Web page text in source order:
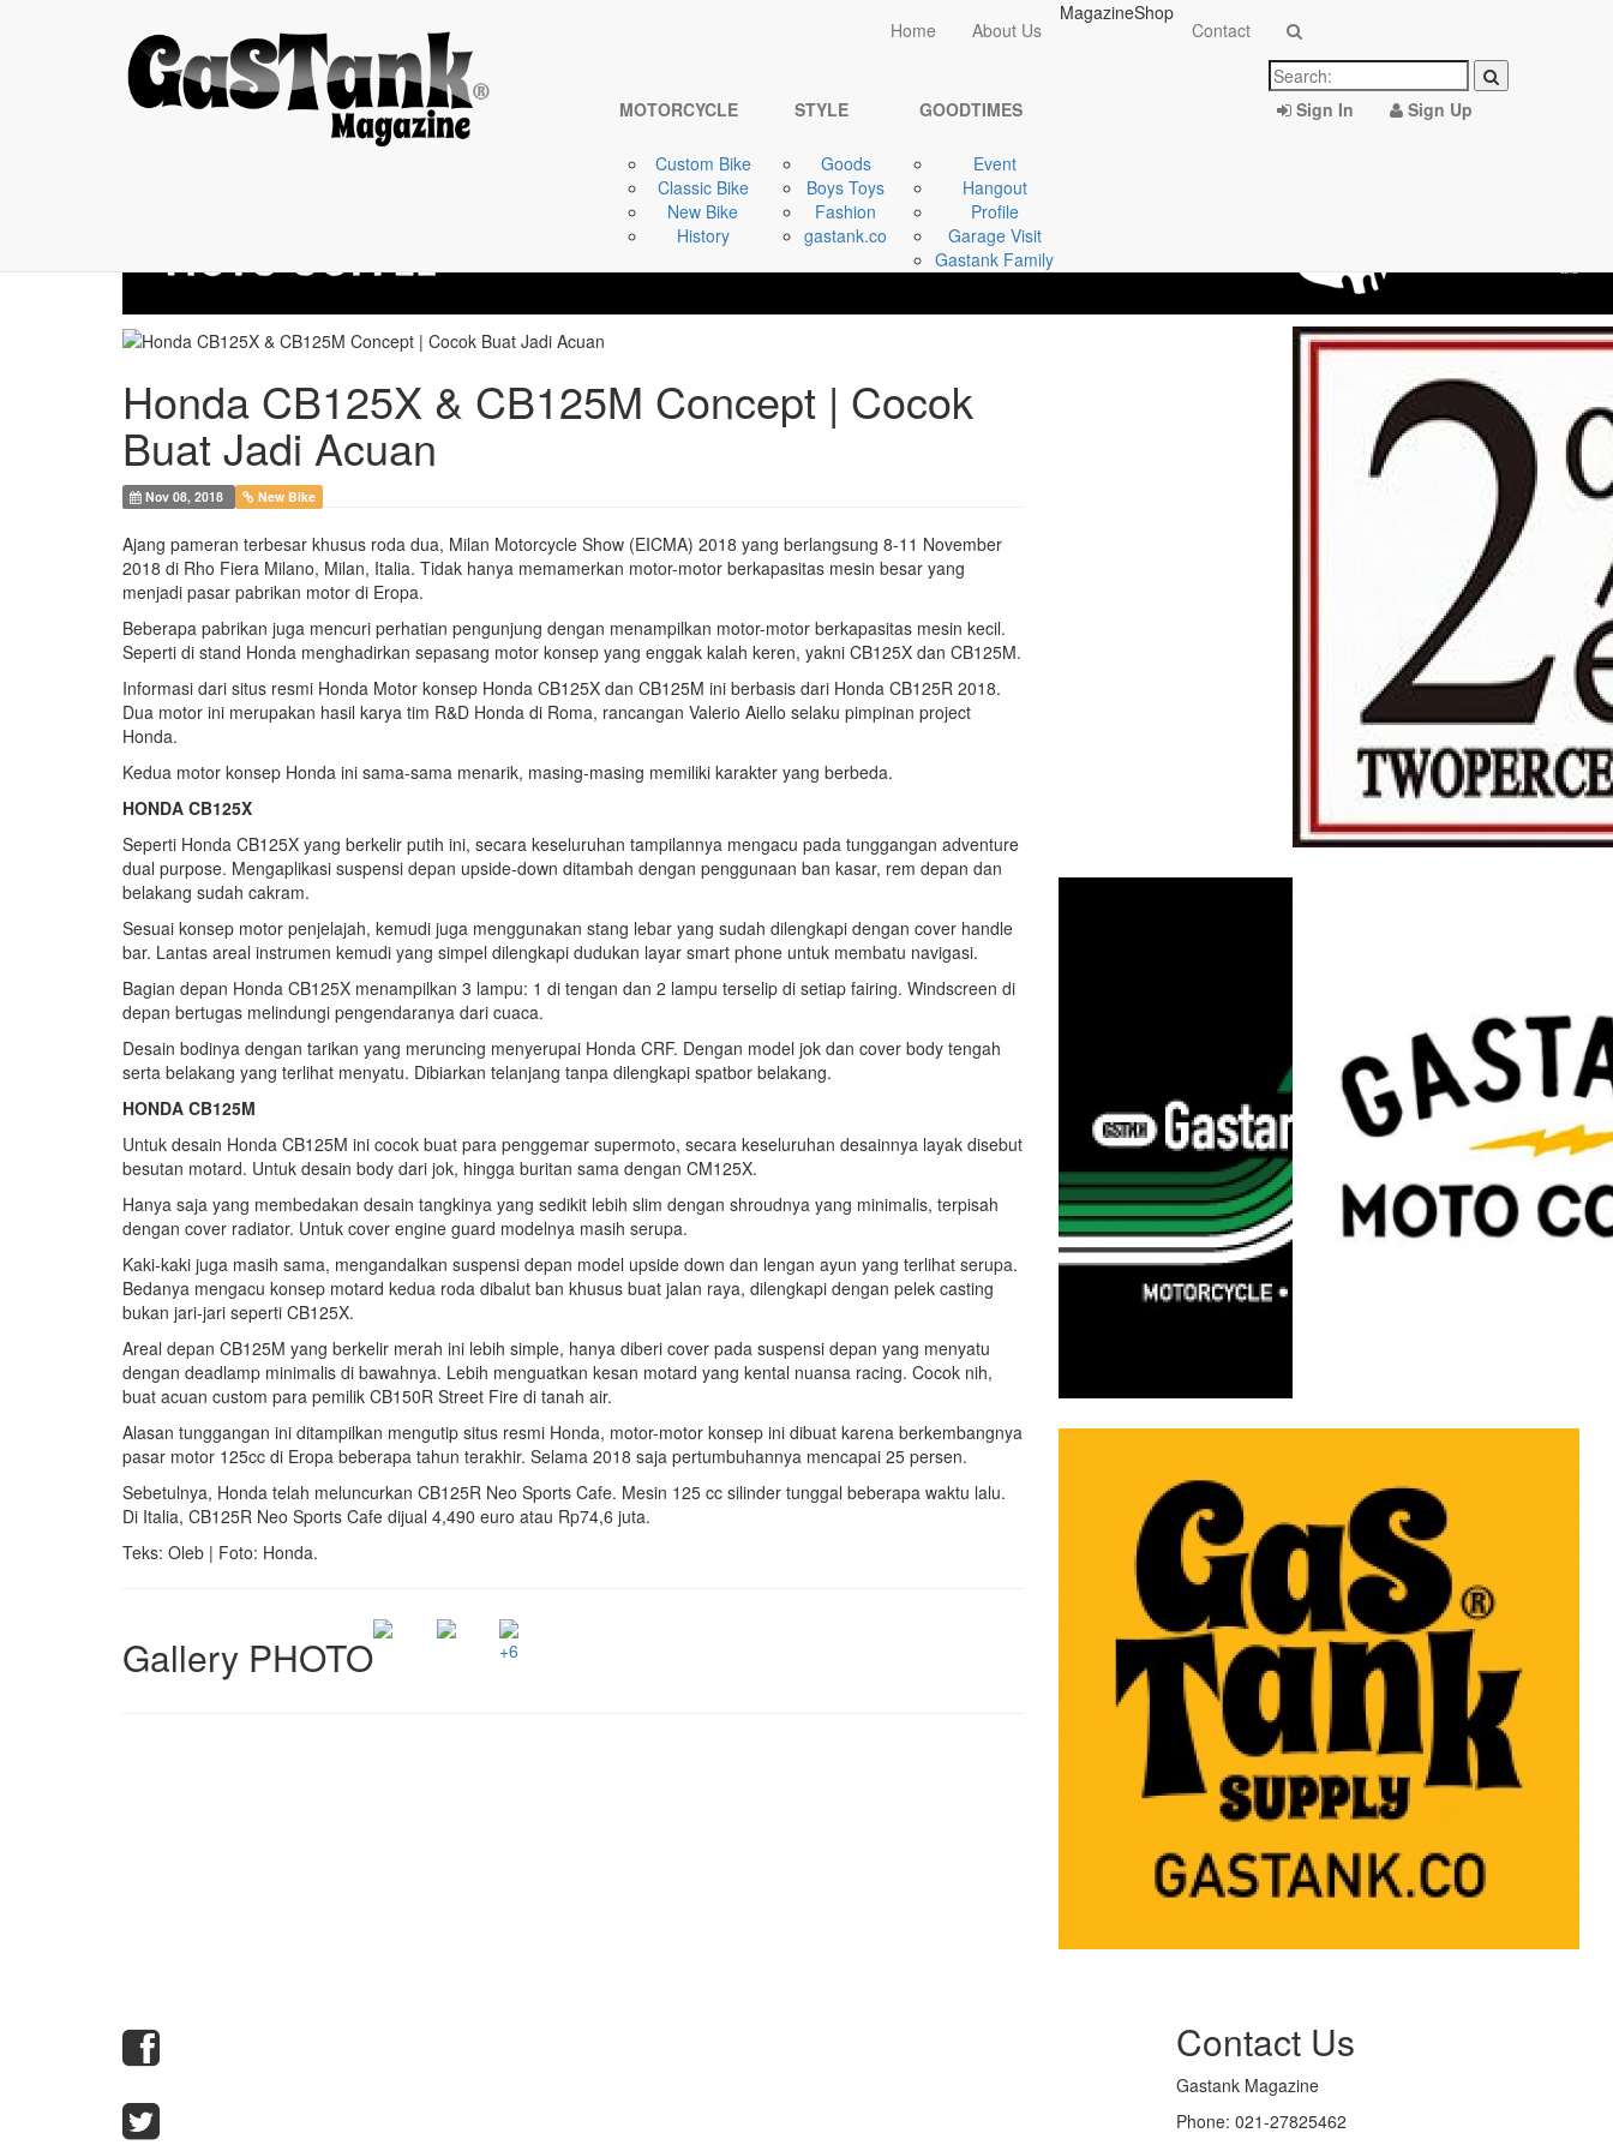
Home About Us
MagazineShop
Contact
MOTORCYCLE
Custom Bike
Classic Bike
New Bike
History
STYLE
Goods
Boys Toys
Fashion
gastank.co
GOODTIMES
Event
Hangout
Profile
Garage Visit
Gastank Family
Sign In Sign Up
Honda CB125X & ...
Home
MOTORCYCLE
Honda CB125X & CB125M Concept | Cocok
Buat Jadi Acuan
Nov 08, 2018 New Bike
Ajang pameran terbesar khusus roda dua, Milan Motorcycle Show (EICMA) 2018 yang berlangsung 8-11 November
2018 di Rho Fiera Milano, Milan, Italia. Tidak hanya memamerkan motor-motor berkapasitas mesin besar yang
menjadi pasar pabrikan motor di Eropa.
Beberapa pabrikan juga mencuri perhatian pengunjung dengan menampilkan motor-motor berkapasitas mesin kecil.
Seperti di stand Honda menghadirkan sepasang motor konsep yang enggak kalah keren, yakni CB125X dan CB125M.
Informasi dari situs resmi Honda Motor konsep Honda CB125X dan CB125M ini berbasis dari Honda CB125R 2018.
Dua motor ini merupakan hasil karya tim R&D Honda di Roma, rancangan Valerio Aiello selaku pimpinan project
Honda.
Kedua motor konsep Honda ini sama-sama menarik, masing-masing memiliki karakter yang berbeda.
HONDA CB125X
Seperti Honda CB125X yang berkelir putih ini, secara keseluruhan tampilannya mengacu pada tunggangan adventure
dual purpose. Mengaplikasi suspensi depan upside-down ditambah dengan penggunaan ban kasar, rem depan dan
belakang sudah cakram.
Sesuai konsep motor penjelajah, kemudi juga menggunakan stang lebar yang sudah dilengkapi dengan cover handle
bar. Lantas areal instrumen kemudi yang simpel dilengkapi dudukan layar smart phone untuk membatu navigasi.
Bagian depan Honda CB125X menampilkan 3 lampu: 1 di tengan dan 2 lampu terselip di setiap fairing. Windscreen di
depan bertugas melindungi pengendaranya dari cuaca.
Desain bodinya dengan tarikan yang meruncing menyerupai Honda CRF. Dengan model jok dan cover body tengah
serta belakang yang terlihat menyatu. Dibiarkan telanjang tanpa dilengkapi spatbor belakang.
HONDA CB125M
Untuk desain Honda CB125M ini cocok buat para penggemar supermoto, secara keseluruhan desainnya layak disebut
besutan motard. Untuk desain body dari jok, hingga buritan sama dengan CM125X.
Hanya saja yang membedakan desain tangkinya yang sedikit lebih slim dengan shroudnya yang minimalis, terpisah
dengan cover radiator. Untuk cover engine guard modelnya masih serupa.
Kaki-kaki juga masih sama, mengandalkan suspensi depan model upside down dan lengan ayun yang terlihat serupa.
Bedanya mengacu konsep motard kedua roda dibalut ban khusus buat jalan raya, dilengkapi dengan pelek casting
bukan jari-jari seperti CB125X.
Areal depan CB125M yang berkelir merah ini lebih simple, hanya diberi cover pada suspensi depan yang menyatu
dengan deadlamp minimalis di bawahnya. Lebih menguatkan kesan motard yang kental nuansa racing. Cocok nih,
buat acuan custom para pemilik CB150R Street Fire di tanah air.
Alasan tunggangan ini ditampilkan mengutip situs resmi Honda, motor-motor konsep ini dibuat karena berkembangnya
pasar motor 125cc di Eropa beberapa tahun terakhir. Selama 2018 saja pertumbuhannya mencapai 25 persen.
Sebetulnya, Honda telah meluncurkan CB125R Neo Sports Cafe. Mesin 125 cc silinder tunggal beberapa waktu lalu.
Di Italia, CB125R Neo Sports Cafe dijual 4,490 euro atau Rp74,6 juta.
Teks: Oleb | Foto: Honda.
Gallery PHOTO +6
Contact Us
Gastank Magazine
Phone: 021-27825462